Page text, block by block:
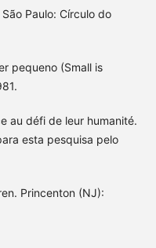
Paulo: Círculo do
pequeno (Small is
au défi de leur humanité.
esta pesquisa pelo
Princenton (NJ):